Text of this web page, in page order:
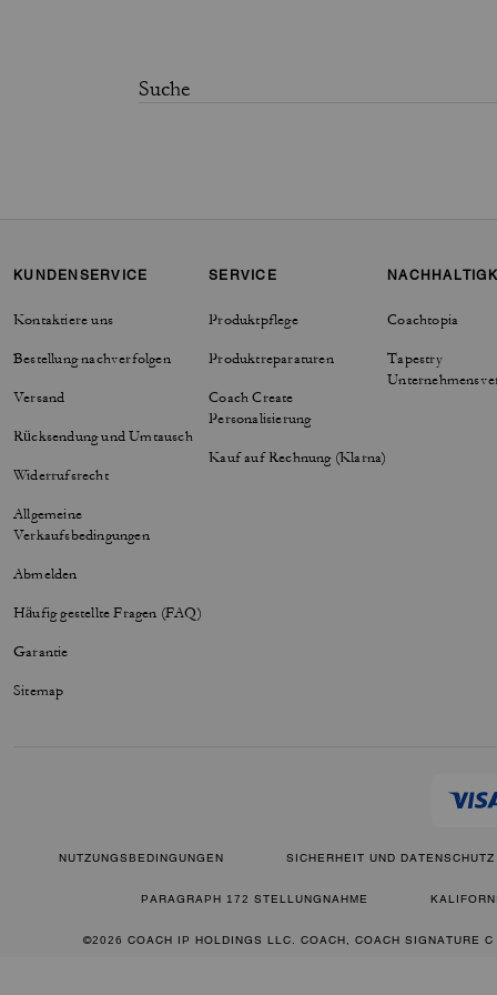
KUNDENSERVICE
Kontaktiere uns
Bestellung nachverfolgen
Versand
Rücksendung und Umtausch
Widerrufsrecht
Allgemeine
Verkaufsbedingungen
Abmelden
Häufig gestellte Fragen (FAQ)
Garantie
Sitemap
SERVICE
Produktpflege
Produktreparaturen
Coach Create
Personalisierung
Kauf auf Rechnung (Klarna)
Coachtopia
Tapestry
NUTZUNGSBEDINGUNGEN SICHERHEIT UND DATENSCHUTZ
PARAGRAPH 172 STELLUNGNAHME
©2026 COACH IP HOLDINGS LLC. COACH, COACH SIGNATURE